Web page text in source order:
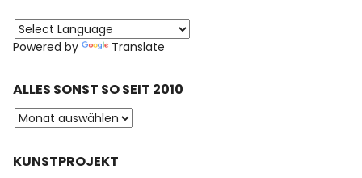
Powered by Translate
ALLES SONST SO SEIT 2010
KUNSTPROJEKT